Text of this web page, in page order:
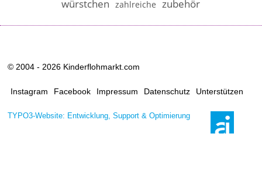
würstchen zahlreiche zubehör
© 2004 - 2026 Kinderflohmarkt.com
Instagram Facebook Impressum Datenschutz Unterstützen
TYPO3-Website: Entwicklung, Support & Optimierung